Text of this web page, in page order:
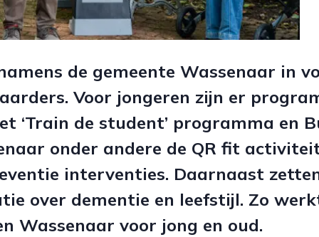
de gemeente Wassenaar in
Voor jongeren zijn er
‘Train de student’ programma en
onder andere de QR fit
interventies. Daarnaast
over dementie en leefstijl. Zo
Wassenaar voor jong en oud.